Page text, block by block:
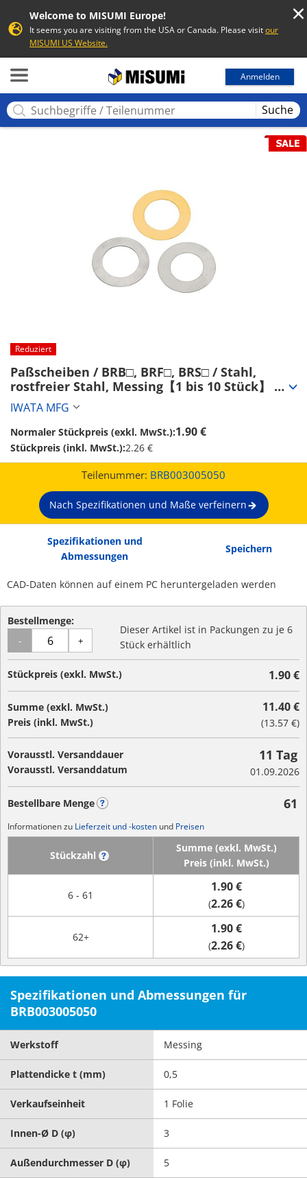
Welcome to MISUMI Europe!
It seems you are visiting from the USA or Canada. Please visitour
MISUMI US Website.
Anmelden
Suche
Reduziert
Paßscheiben / BRB□, BRF□, BRS□ / Stahl,
rostfreier Stahl, Messing【1 bis 10 Stück】
(BRB003005050)
IWATA MFG
Normaler Stückpreis (exkl. MwSt.):1.90 €
Stückpreis (inkl. MwSt.):2.26 €
Teilenummer: BRB003005050
Nach Spezifikationen und Maße verfeinern
Spezifikationen und
Abmessungen
Speichern
CAD-Daten können auf einem PC heruntergeladen werden
Bestellmenge:
- +
Dieser Artikel ist in Packungen zu je 6
Stück erhältlich
Stückpreis (exkl. MwSt.) 1.90 €
Summe (exkl. MwSt.)
Preis (inkl. MwSt.)
11.40 €
(13.57 €)
Vorausstl. Versanddauer
Vorausstl. Versanddatum
11 Tag
01.09.2026
Bestellbare Menge 61
Informationen zu Lieferzeit und -kosten und Preisen
Stückzahl
Summe (exkl. MwSt.)
Preis (inkl. MwSt.)
6 - 61
1.90 €
(2.26 €)
62+
1.90 €
(2.26 €)
Spezifikationen und Abmessungen für
BRB003005050
Werkstoff Messing
Plattendicke t (mm) 0,5
Verkaufseinheit 1 Folie
Innen-Ø D (φ) 3
Außendurchmesser D (φ) 5